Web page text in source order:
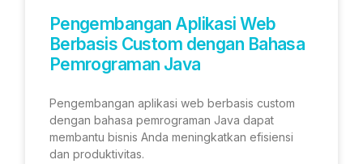
Pengembangan Aplikasi Web
Berbasis Custom dengan Bahasa
Pemrograman Java
Pengembangan aplikasi web berbasis custom
dengan bahasa pemrograman Java dapat
membantu bisnis Anda meningkatkan efisiensi
dan produktivitas.